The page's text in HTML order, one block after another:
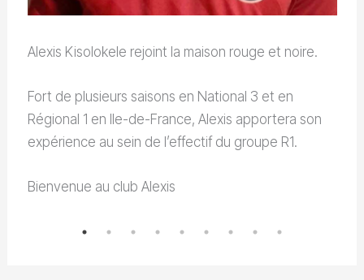
Alexis Kisolokele rejoint la maison rouge et noire.
Fort de plusieurs saisons en National 3 et en
Régional 1 en Ile-de-France, Alexis apportera son
expérience au sein de l’effectif du groupe R1.
Bienvenue au club Alexis